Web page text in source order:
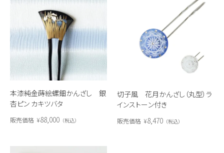
本漆純金蒔絵螺鈿かんざし 銀
杏ピン カキツバタ
販売価格 ¥88,000 税込
切子風 花月かんざし（丸型）ラ
インストーン付き
販売価格 ¥8,470 税込